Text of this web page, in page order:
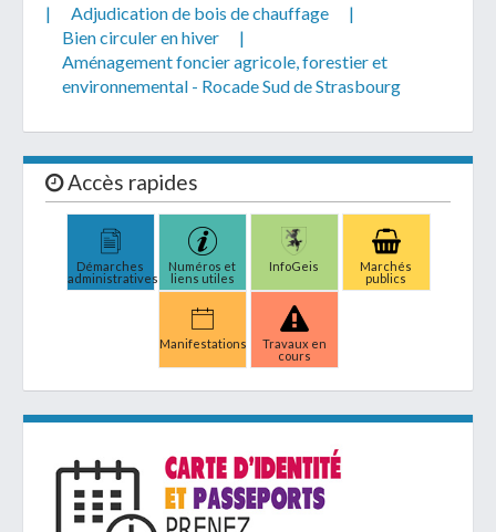
|
Adjudication de bois de chauffage
|
Bien circuler en hiver
|
Aménagement foncier agricole, forestier et
environnemental - Rocade Sud de Strasbourg
Accès rapides
Démarches
administratives
Numéros et
liens utiles
InfoGeis
Marchés
publics
Manifestations
Travaux en
cours